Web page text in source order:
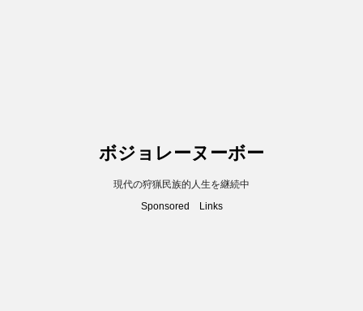
ボジョレーヌーボー
現代の狩猟民族的人生を継続中
Sponsored Links